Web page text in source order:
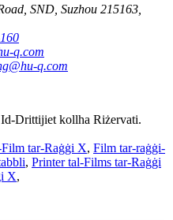
SND, Suzhou 215163,
q.com
q.com
Drittijiet kollha Riżervati.
tar-Raġġi X, Film tar-raġġi-
, Printer tal-Films tar-Raġġi
X,